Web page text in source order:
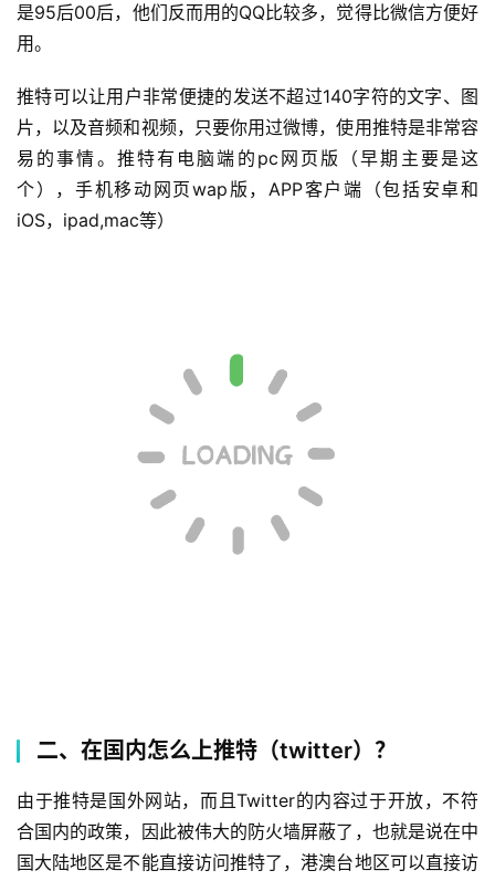
是95后00后，他们反而用的QQ比较多，觉得比微信方便好
用。
推特可以让用户非常便捷的发送不超过140字符的文字、图
片，以及音频和视频，只要你用过微博，使用推特是非常容
易的事情。推特有电脑端的pc网页版（早期主要是这
个），手机移动网页wap版，APP客户端（包括安卓和
iOS，ipad,mac等）
二、在国内怎么上推特（twitter）？
由于推特是国外网站，而且Twitter的内容过于开放，不符
合国内的政策，因此被伟大的防火墙屏蔽了，也就是说在中
国大陆地区是不能直接访问推特了，港澳台地区可以直接访